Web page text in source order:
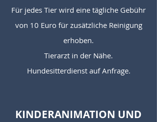
Für jedes Tier wird eine tägliche Gebühr
von 10 Euro für zusätzliche Reinigung
erhoben.
Tierarzt in der Nähe.
Hundesitterdienst auf Anfrage.
KINDERANIMATION UND